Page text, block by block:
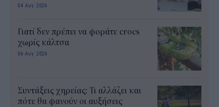
04 Αυγ 2026
Γιατί δεν πρέπει να φοράτε crocs
χωρίς κάλτσα
06 Αυγ 2026
Συντάξεις χηρείας: Τι αλλάζει και
πότε θα φανούν οι αυξήσεις